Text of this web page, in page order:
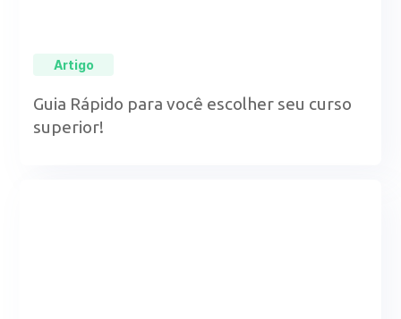
Artigo
Guia Rápido para você escolher seu curso
superior!